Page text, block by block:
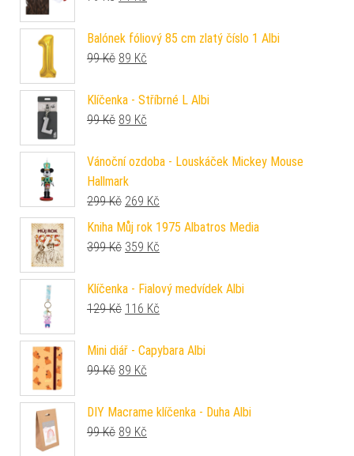
Balónek fóliový 85 cm zlatý číslo 1 Albi
99Kč Původní cena byla: 99 Kč.
89 Kč
Klíčenka - Stříbrné L Albi
99Kč Původní cena byla: 99 Kč.
89 Kč
Vánoční ozdoba - Louskáček Mickey Mouse
Hallmark
299Kč Původní cena byla: 299 Kč.
269 Kč
Kniha Můj rok 1975 Albatros Media
399Kč Původní cena byla: 399 Kč.
359 Kč
Klíčenka - Fialový medvídek Albi
129Kč Původní cena byla: 129 Kč.
116 Kč
Mini diář - Capybara Albi
99Kč Původní cena byla: 99 Kč.
89 Kč
DIY Macrame klíčenka - Duha Albi
99Kč Původní cena byla: 99 Kč.
89 Kč